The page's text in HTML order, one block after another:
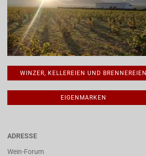
WINZER, KELLEREIEN UND BRENNEREIEN
EIGENMARKEN
ADRESSE
Wein-Forum